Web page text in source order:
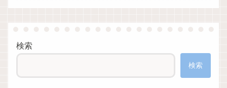
検索
検索